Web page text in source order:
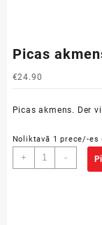
Picas
€24.90
Picas akmens. Der
Noliktavā 1 prece/-
+
Picas
akmens
-